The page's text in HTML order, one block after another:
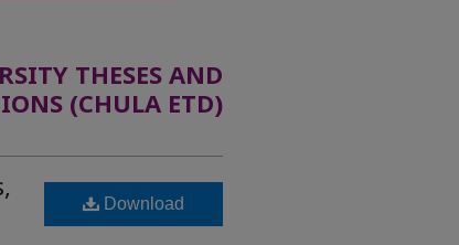
THESES AND
(CHULA ETD)
Download